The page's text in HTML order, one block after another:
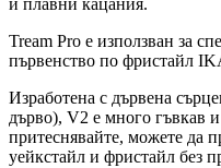
и плавни кацания.
Tream Pro е използван за
първенство по фристайл
Изработена с дървена
дърво), V2 е много гъвкав
притеснявайте, можете да
уейкстайл и фристайл без